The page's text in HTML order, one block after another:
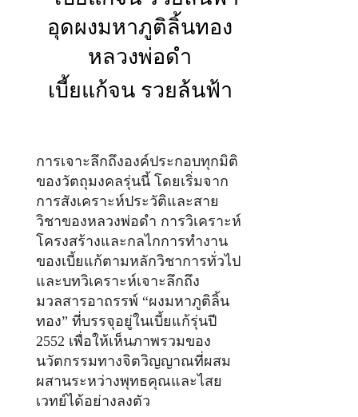
เบี้ยแก้จน รวยล้นฟ้า
การเจาะลึกถึงองค์ประกอบทุกมิติ
ของวัตถุมงคลรุ่นนี้ โดยเริ่มจาก
การสังเคราะห์ประวัติและสาย
วิชาของหลวงพ่อดำ การวิเคราะห์
โครงสร้างและกลไกการทำงาน
ของเบี้ยแก้ตามหลักวิชาการทั่วไป
และบทวิเคราะห์เจาะลึกถึง
มวลสารอาถรรพ์ “ผงมหาภูติลิ้น
ทอง” ที่บรรจุอยู่ในเบี้ยแก้รุ่นปี
2552 เพื่อให้เห็นภาพรวมของ
นวัตกรรมทางจิตวิญญาณที่ผสม
ผสานระหว่างพุทธคุณและไสย
เวทย์ได้อย่างลงตัว